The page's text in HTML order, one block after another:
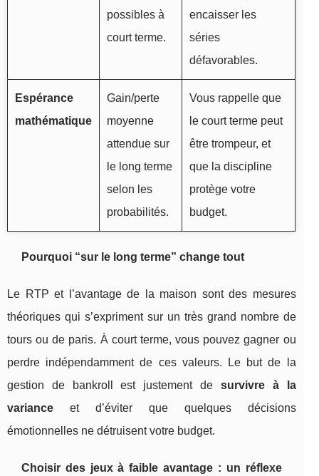
possibles à
court terme.
encaisser les
séries
défavorables.
Espérance
mathématique
Gain/perte
moyenne
attendue sur
le long terme
selon les
probabilités.
Vous rappelle que
le court terme peut
être trompeur, et
que la discipline
protège votre
budget.
Pourquoi “sur le long terme” change tout
Le RTP et l’avantage de la maison sont des mesures
théoriques qui s’expriment sur un très grand nombre de
tours ou de paris. À court terme, vous pouvez gagner ou
perdre indépendamment de ces valeurs. Le but de la
gestion de bankroll est justement de survivre à la
variance et d’éviter que quelques décisions
émotionnelles ne détruisent votre budget.
Choisir des jeux à faible avantage : un réflexe